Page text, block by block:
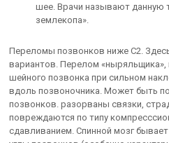
шее. Врачи называют данную
землекопа».
Переломы позвонков ниже С2.
вариантов. Перелом
шейного позвонка при сильном
вдоль позвоночника. Может быть
позвонков. разорваны связки,
повреждаются по типу
сдавливанием. Спинной мозг